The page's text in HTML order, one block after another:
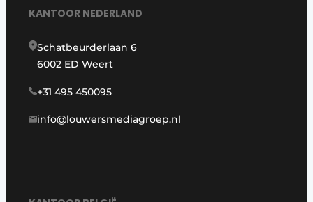
KANTOOR NEDERLAND
Schatbeurderlaan 6
6002 ED Weert
+31 495 450095
info@louwersmediagroep.nl